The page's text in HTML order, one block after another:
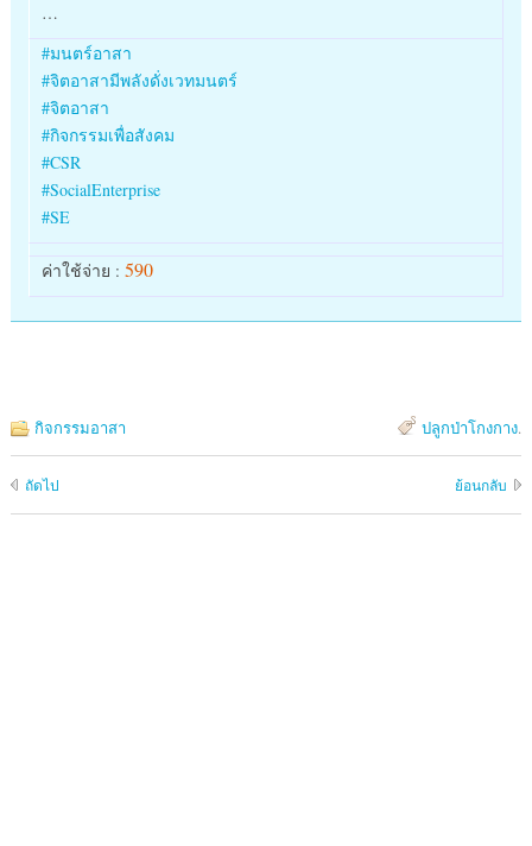
…
#มนตร์อาสา
#จิตอาสามีพลังดั่งเวทมนตร์
#จิตอาสา
#กิจกรรมเพื่อสังคม
#CSR
#SocialEnterprise
#SE
ค่าใช้จ่าย : 590
กิจกรรมอาสา ปลูกป่าโกงกาง.
ถัดไป ย้อนกลับ